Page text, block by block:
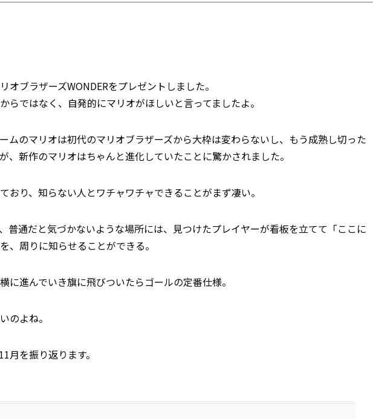
オブラザーズWONDERをプレゼントしました。
ではなく、自発的にマリオがほしいと言ってましたよ。
ムのマリオは初代のマリオブラザーズから大枠は変わらないし、もう成熟し切った
、新作のマリオはちゃんと進化していたことに驚かされました。
おり、知らない人とワチャワチャできることがまず凄い。
普通だと気づかないような場所には、見つけたプレイヤーが看板を立てて「ここに
、周りに知らせることができる。
に進んでいき旗に飛びついたらゴールの定番仕様。
のよね。
月を振り返ります。